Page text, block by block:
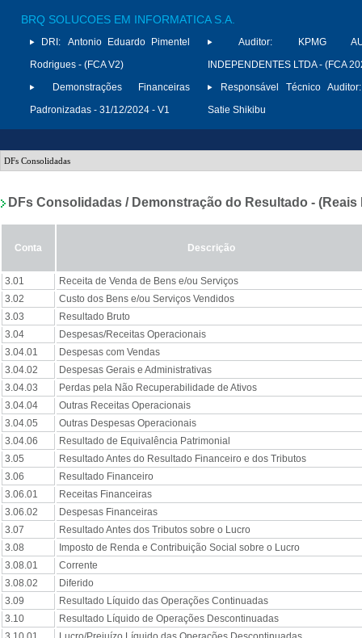
BRQ SOLUCOES EM INFORMATICA S.A.
DRI:
Antonio Eduardo Pimentel
Rodrigues - (FCA V2)
Demonstrações Financeiras
Padronizadas - 31/12/2024 - V1
Auditor:
KPMG
INDEPENDENTES LTDA - (FCA
Responsável Técnico Auditor:
Satie Shikibu